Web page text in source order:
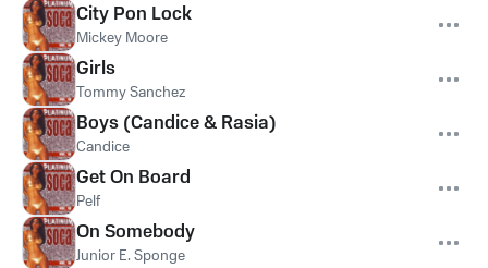
City Pon Lock
Mickey Moore
Girls
Tommy Sanchez
Boys (Candice & Rasia)
Candice
Get On Board
Pelf
On Somebody
Junior E. Sponge